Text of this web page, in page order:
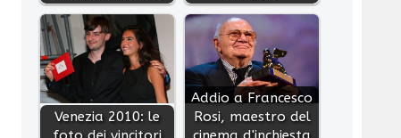
Venezia 2010: le
Addio a Francesco
Rosi, maestro del